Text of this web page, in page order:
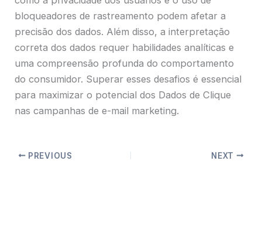
bloqueadores de rastreamento podem afetar a
precisão dos dados. Além disso, a interpretação
correta dos dados requer habilidades analíticas e
uma compreensão profunda do comportamento
do consumidor. Superar esses desafios é essencial
para maximizar o potencial dos Dados de Clique
nas campanhas de e-mail marketing.
PREVIOUS NEXT